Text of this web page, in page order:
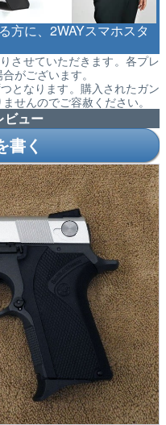
方に、2WAYスマホスタ
させていただきます。各プレ
がございます。
となります。購入されたガン
せんのでご容赦ください。
ビュー
書く